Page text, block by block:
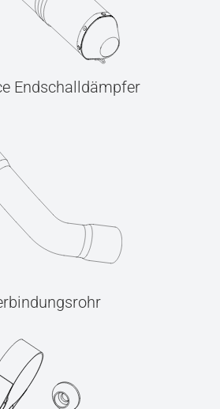
Endschalldämpfer